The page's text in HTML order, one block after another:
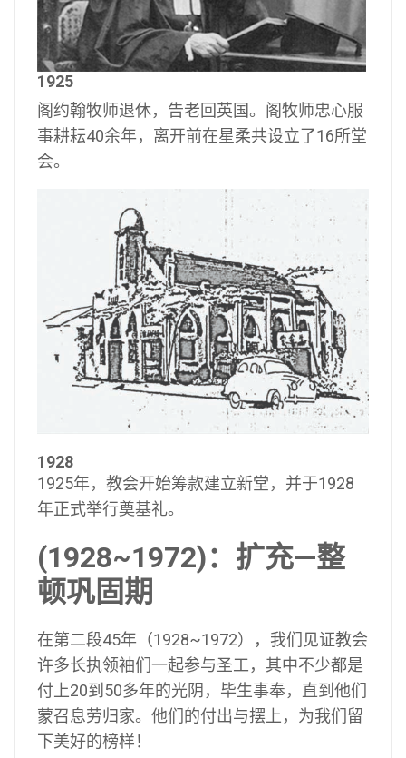
1925
阁约翰牧师退休，告老回英国。阁牧师忠心服
事耕耘40余年，离开前在星柔共设立了16所堂
会。
1928
1925年，教会开始筹款建立新堂，并于1928
年正式举行奠基礼。
(1928~1972)：扩充—整
顿巩固期
在第二段45年（1928~1972），我们见证教会
许多长执领袖们一起参与圣工，其中不少都是
付上20到50多年的光阴，毕生事奉，直到他们
蒙召息劳归家。他们的付出与摆上，为我们留
下美好的榜样！